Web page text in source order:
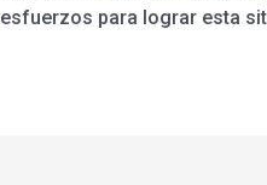
esfuerzos para lograr esta